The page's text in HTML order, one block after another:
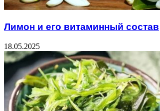
Лимон и его витаминный состав
18.05.2025